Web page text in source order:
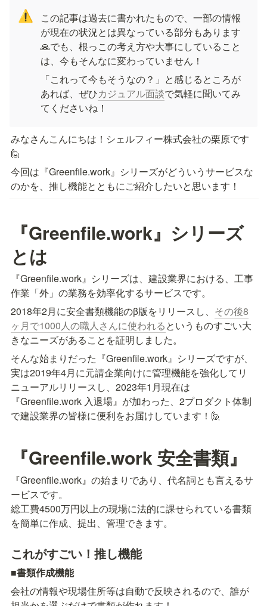
⚠️
この記事は過去に書かれたもので、一部の情報
が現在の状況とは異なっている部分もあります
🙏でも、根っこの考え方や大事にしていること
は、今もそんなに変わっていません！
「これって今もそうなの？」と感じるところが
あれば、ぜひカジュアル面談で気軽に聞いてみ
てくださいね！
みなさんこんにちは！シェルフィー株式会社の栗原です
🙋
今回は『Greenfile.work』シリーズがどういうサービスな
のかを、推し機能とともにご紹介したいと思います！
『Greenfile.work』シリーズ
とは
『Greenfile.work』シリーズは、 建設業界における、工事
作業「外」の業務を効率化するサービスです。
2018年2月に安全書類機能のβ版をリリースし、 その後8
ヶ月で1000人の職人さんに使われるというものすごい大
きなニーズがあることを証明しました。
そんな始まりだった『Greenfile.work』シリーズですが、
実は2019年4月に元請企業向けに管理機能を強化してリ
ニューアルリリースし、2023年1月現在は
『Greenfile.work 入退場』が加わった、2プロダクト体制
で建設業界の皆様に便利をお届けしています！🙋
『Greenfile.work 安全書類』
『Greenfile.work』の始まりであり、代名詞とも言えるサ
ービスです。
総工費4500万円以上の現場に法的に課せられている書類
を簡単に作成、提出、管理できます。
これがすごい！推し機能
■書類作成機能
会社の情報や現場住所等は自動で反映されるので、誰が